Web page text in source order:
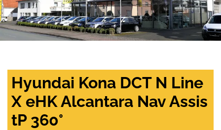
Hyundai Kona DCT N Line
X eHK Alcantara Nav Assis
tP 360°